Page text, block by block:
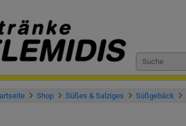
Shop Süßes & Salziges Süßgebäck